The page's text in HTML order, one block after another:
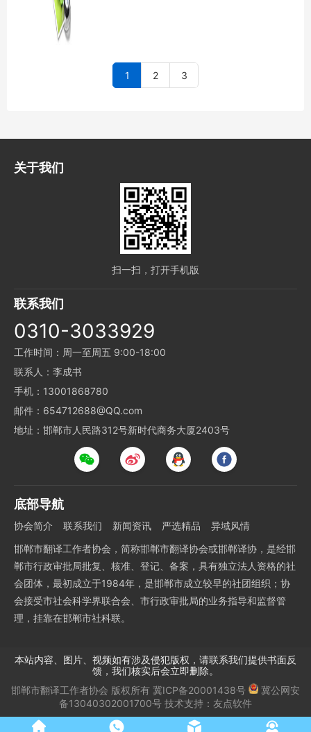
1 2 3
关于我们
扫一扫，打开手机版
联系我们
0310-3033929
工作时间：周一至周五 9:00-18:00
联系人：李成书
手机：13001868780
邮件：654712688@QQ.com
地址：邯郸市人民路312号新时代商务大厦2403号
底部导航
协会简介 联系我们 新闻资讯 严选精品
异域风情
邯郸市翻译工作者协会，简称邯郸市翻译协会或邯郸译协，是经邯
郸市行政审批局批复、核准、登记、备案，具有独立法人资格的社
会团体，最初成立于1984年，是邯郸市成立较早的社团组织；协
会接受市社会科学界联合会、市行政审批局的业务指导和监督管
理，挂靠在邯郸市社科联。
本站内容、图片、视频如有涉及侵犯版权，请联系我们提供书面反
馈，我们核实后会立即删除。
邯郸市翻译工作者协会 版权所有冀ICP备20001438号
冀公网安
备13040302001700号 技术支持： 友点软件